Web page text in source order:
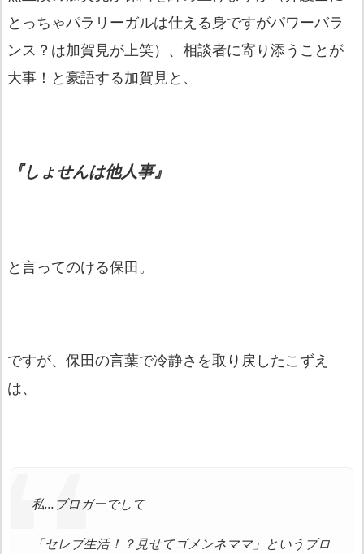
とっちゃパラリーガルは仕える身ですがパワーバラ
ンス？は加賀見が上笑）、相談者に寄り添うことが
大事！と豪語する加賀見と、
『しょせんは他人事』
と言ってのける保田。
ですが、保田の言葉で冷静さを取り戻したこずえ
は、
私…ブロガーでして
「セレブ生活！？見せてゴメンネママ」というブロ